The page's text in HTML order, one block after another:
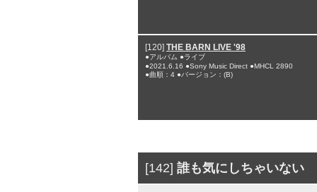
[120] THE BARN LIVE '98
●アルバム ●ライブ
●2021.6.16 ●Sony Music Direct ●MHCL 2890
●曲順：4 ●バージョン：(B)
[142] 誰も気にしちゃいない